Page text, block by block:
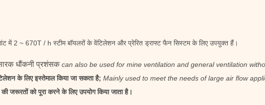
में 2 ~ 670T / h स्टीम बॉयलरों के वेंटिलेशन और प्रेरित ड्राफ्ट फैन सिस्टम के लिए उपयुक्त हैं।
धौंकनी प्रशंसक can also be used for mine ventilation and general ventilation
के लिए इस्तेमाल किया जा सकता है; Mainly used to meet the needs of large air flow
जरूरतों को पूरा करने के लिए उपयोग किया जाता है।